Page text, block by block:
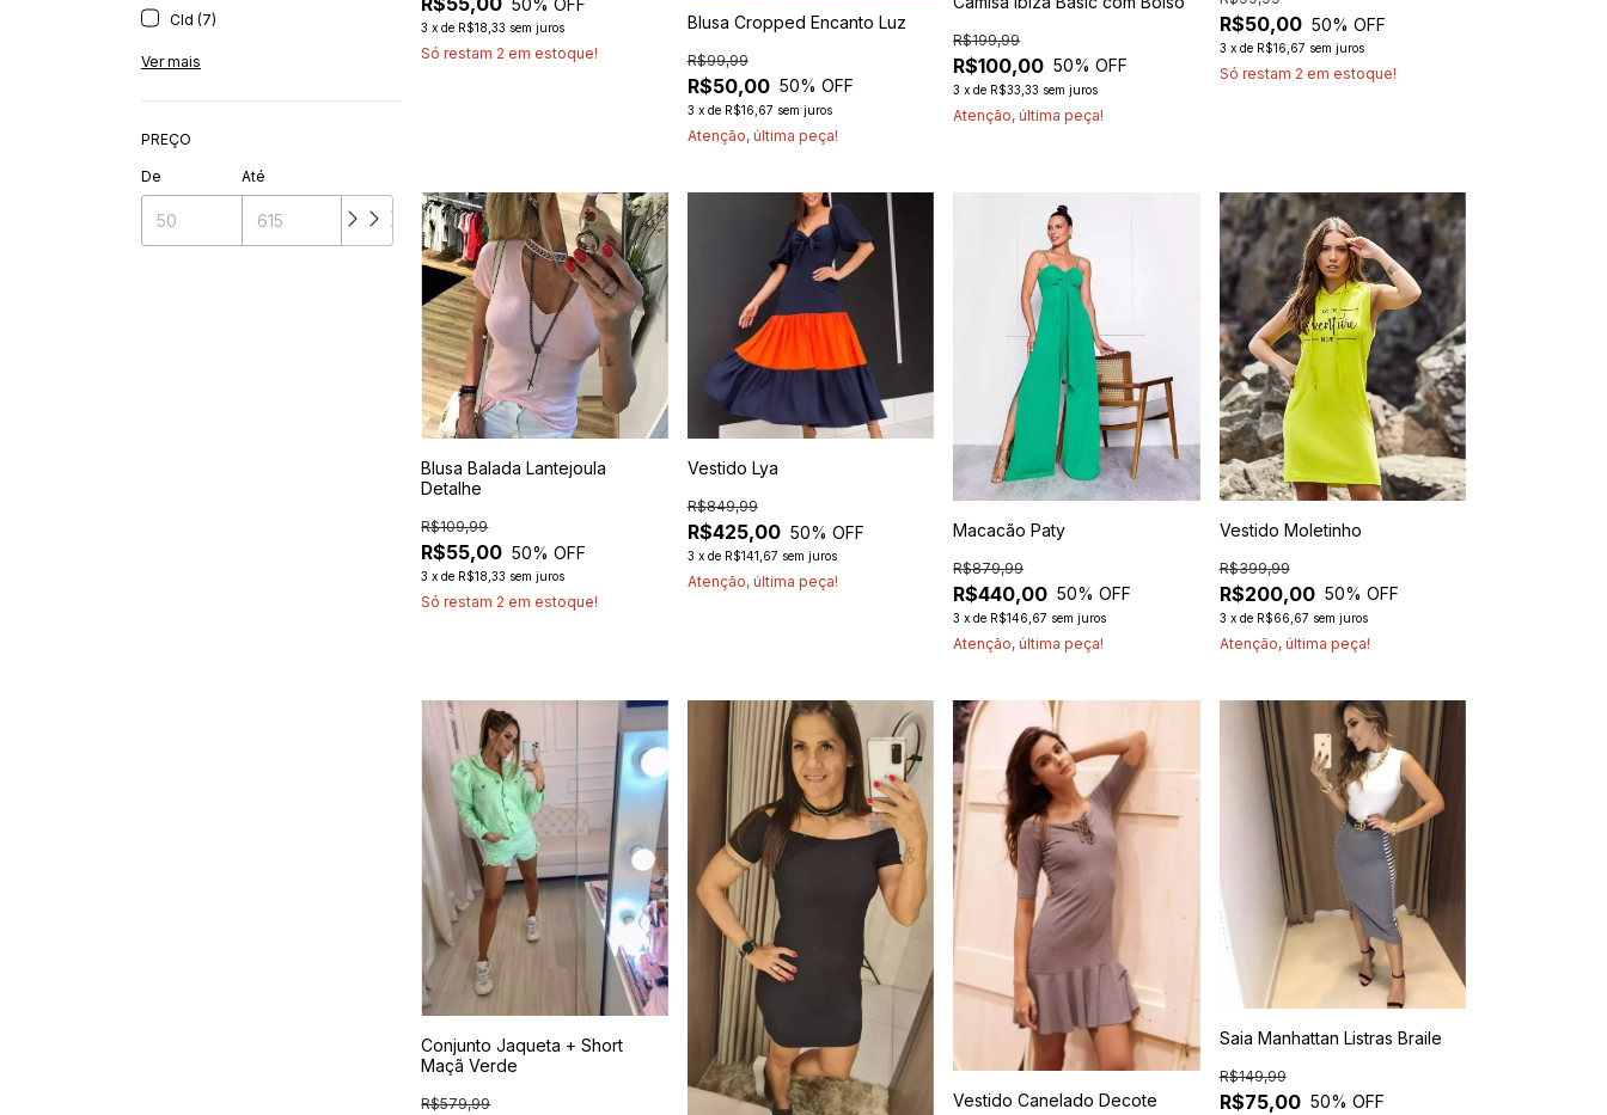
Cld (7)
Ver mais
PREÇO
De Até
3 xde R$18,33 sem juros
Só restam 2 em estoque!
Blusa Cropped Encanto Luz
R$50,00
R$99,99
50% OFF
3 x de R$16,67 sem juros
Atenção, última peça!
R$100,00
R$199,99
50% OFF
3 xde R$33,33 sem juros
Atenção, última peça!
R$50,00 50% OFF
3 x de R$16,67 sem juros
Só restam 2 em estoque!
Blusa Balada Lantejoula
Detalhe
R$55,00
R$109,99
50% OFF
3 xde R$18,33 sem juros
Só restam 2 em estoque!
Vestido Lya
R$425,00
R$849,99
50% OFF
3 x de R$141,67 sem juros
Atenção, última peça!
Macacão Paty
R$440,00
R$879,99
50% OFF
3 xde R$146,67 sem juros
Atenção, última peça!
Vestido Moletinho
R$200,00
R$399,99
50% OFF
3 x de R$66,67 sem juros
Atenção, última peça!
Conjunto Jaqueta + Short
Maçã Verde
R$579,99 Vestido Canelado Decote
Saia Manhattan Listras Braile
R$75,00
R$149,99
50% OFF